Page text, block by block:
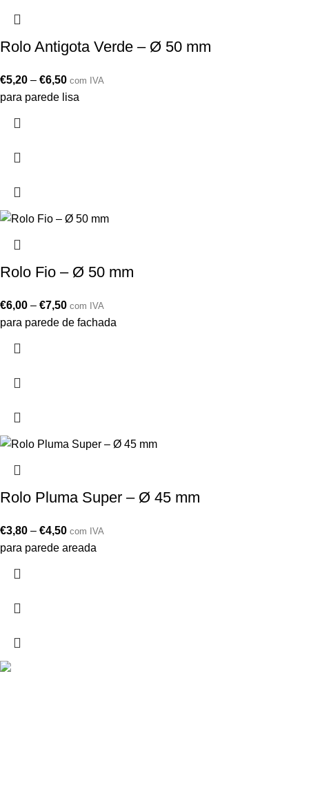
Rolo Antigota Verde – Ø 50 mm
€5,20 – €6,50 com IVA
para parede lisa
Rolo Fio – Ø 50 mm
€6,00 – €7,50 com IVA
para parede de fachada
Rolo Pluma Super – Ø 45 mm
€3,80 – €4,50 com IVA
para parede areada